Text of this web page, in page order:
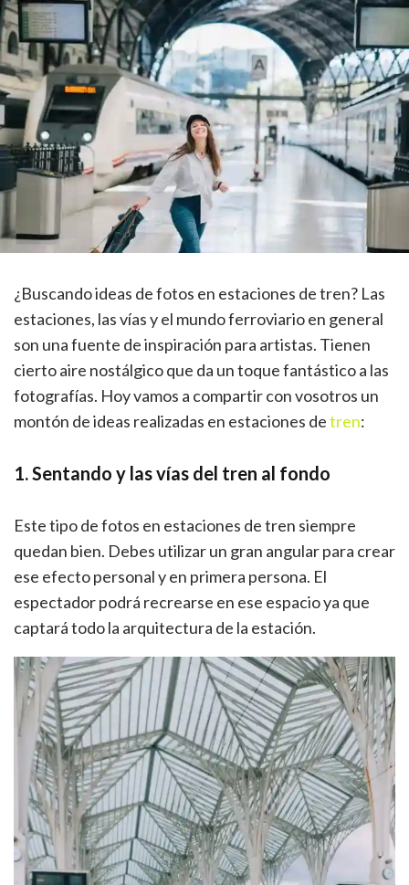
¿Buscando ideas de fotos en estaciones de tren? Las
estaciones, las vías y el mundo ferroviario en general
son una fuente de inspiración para artistas. Tienen
cierto aire nostálgico que da un toque fantástico a las
fotografías. Hoy vamos a compartir con vosotros un
montón de ideas realizadas en estaciones detren:
1. Sentando y las vías del tren al fondo
Este tipo de fotos en estaciones de tren siempre
quedan bien. Debes utilizar un gran angular para crear
ese efecto personal y en primera persona. El
espectador podrá recrearse en ese espacio ya que
captará todo la arquitectura de la estación.